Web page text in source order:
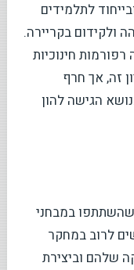
לתלמידים
ולקידום בקריירה.
חינוכיות
זה, אך חרף
הגישה להון
במבחני
משמשים לרוב במחקר
שלהם וביצירת